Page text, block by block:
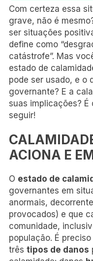
Com certeza essa
grave, não é
ser situações
define como
catástrofe”. Mas
estado de
pode ser usado, e o
governante? E a
suas implicações?
seguir!
ACIONA E
O estado de
governantes em
anormais,
provocados) e que
comunidade,
população. É
três tipos de danos